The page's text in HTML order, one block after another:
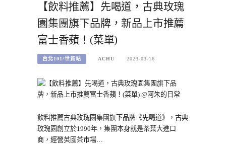
【飲料推薦】先喝道，古典玫瑰
園集團旗下品牌，新品上市推薦
富士香蘋！(菜單)
台北101/世貿站 ACHU 2023-03-16
飲料推薦古典玫瑰園集團旗下品牌《先喝道》，古典
玫瑰園創立於1990年，集團本身就是茶葉大進口
商，經營英國茶市場…